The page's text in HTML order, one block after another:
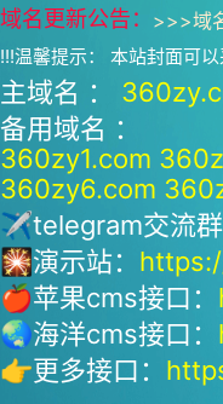
域名更新公告： >>>域
!!!温馨提示： 本站封面可
主域名 ：
备用域名 ：
360zy1.com
360zy6.com
✈telegram交流群
🎇演示站：
🍎苹果cms接口：
🌏海洋cms接口：
👉更多接口：